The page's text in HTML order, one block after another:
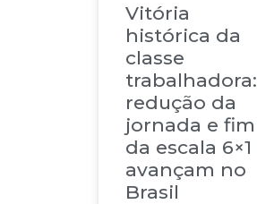
Vitória
histórica da
classe
trabalhadora:
redução da
jornada e fim
da escala 6×1
avançam no
Brasil